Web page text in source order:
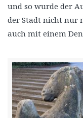
und so wurde der
der Stadt nicht nur
auch mit einem